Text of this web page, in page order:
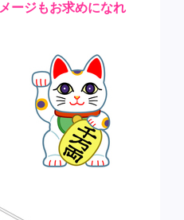
ージもお求めになれ